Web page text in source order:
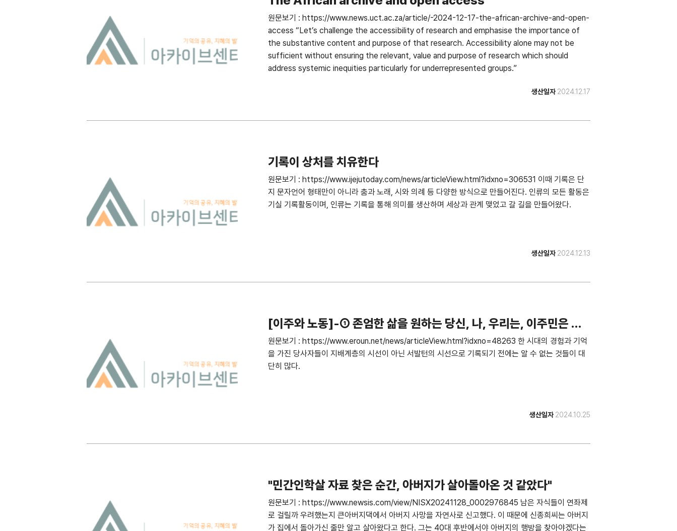
원문보기 : https://www.news.uct.ac.za/article/-2024-12-17-the-african-archive-and-open-
access “Let’s challenge the accessibility of research and emphasise the importance of
the substantive content and purpose of that research. Accessibility alone may not be
sufficient without ensuring the relevant, value and purpose of research which should
address systemic inequities particularly for underrepresented groups.”
생산일자 2024.12.17
기록이 상처를 치유한다
원문보기 : https://www.ijejutoday.com/news/articleView.html?idxno=306531 이때 기록은 단
지 문자언어 형태만이 아니라 춤과 노래, 시와 의례 등 다양한 방식으로 만들어진다. 인류의 모든 활동은
기실 기록활동이며, 인류는 기록을 통해 의미를 생산하며 세상과 관계 맺었고 갈 길을 만들어왔다.
생산일자 2024.12.13
[이주와 노동]-① 존엄한 삶을 원하는 당신, 나, 우리는, 이주민은 누
구인가?
원문보기 : https://www.eroun.net/news/articleView.html?idxno=48263 한 시대의 경험과 기억
을 가진 당사자들이 지배계층의 시선이 아닌 서발턴의 시선으로 기록되기 전에는 알 수 없는 것들이 대
단히 많다.
생산일자 2024.10.25
"민간인학살 자료 찾은 순간, 아버지가 살아돌아온 것 같았다"
원문보기 : https://www.newsis.com/view/NISX20241128_0002976845 남은 자식들이 연좌제
로 걸릴까 우려했는지 큰아버지댁에서 아버지 사망을 자연사로 신고했다. 이 때문에 신종희씨는 아버지
가 집에서 돌아가신 줄만 알고 살아왔다고 한다. 그는 40대 후반에서야 아버지의 행방을 찾아야겠다는